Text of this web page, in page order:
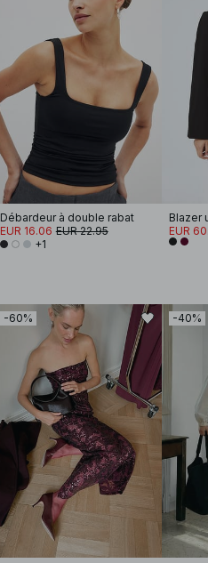
Débardeur à double rabat
EUR 16.06 EUR 22.95
+1
EUR
-60% -40%